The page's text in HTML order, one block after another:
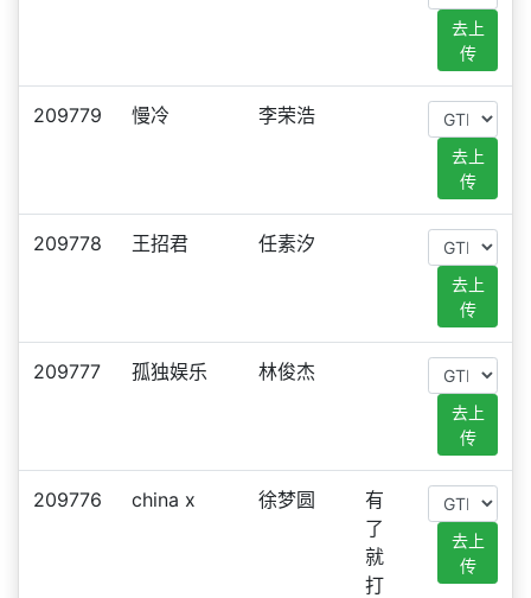
去上
传
209779 慢冷 李荣浩
去上
传
209778 王招君 任素汐
去上
传
209777 孤独娱乐 林俊杰
去上
传
209776 china x 徐梦圆
有
了
就
打
去上
传